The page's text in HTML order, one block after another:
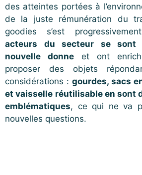
des atteintes portées à
de la juste rémunération du
goodies s’est
acteurs du secteur se sont
nouvelle donne et ont
proposer des objets
considérations : gourdes, sacs
et vaisselle réutilisable en sont
emblématiques, ce qui ne va
nouvelles questions.